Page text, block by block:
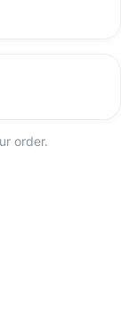
order.